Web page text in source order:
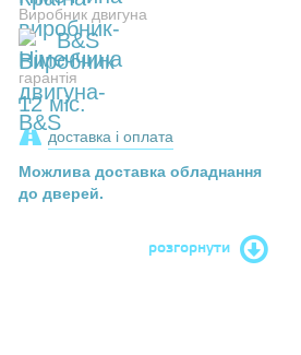
Виробник двигуна
B&S
гарантія
12 міс.
доставка і оплата
Можлива доставка обладнання
до дверей.
розгорнути